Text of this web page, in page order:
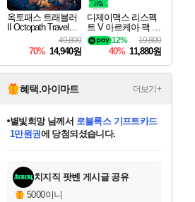
옥토패스 트래블러
II Octopath Traveler I
49,800
70% 14,940원
디제이맥스 리스펙
트 V 아르케아 팩 D
JMAX RESPECT V
Arcaea Pack DLC
19,800
12%
40% 11,880원
혜택.아이마트 더보기+
교환.
당첨되셨습니다.
당첨되셨습니다.
당첨되셨습니다.
별빛희망님께서 로블록스 기프트카드
1만원권에 당첨되셨습니다.
당첨되셨습니다.
당첨되셨습니다.
당첨되셨습니다.
당첨되셨습니다.
에디션 (스팀코드)를 교환.
당첨되셨습니다.
치지직 팟벤 게시글 공유
5000이니